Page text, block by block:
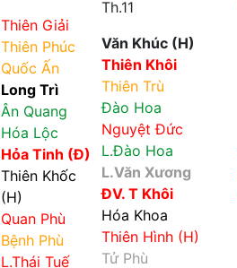
Thiên Giải
Thiên Phúc
Quốc Ấn
Long Trì
Ân Quang
Hóa Lộc
Hỏa Tinh (Đ)
Thiên Khốc
(H)
Quan Phù
Bệnh Phù
L.Thái Tuế
Th.11
Văn Khúc (H)
Thiên Khôi
Thiên Trù
Đào Hoa
Nguyệt Đức
L.Đào Hoa
L.Văn Xương
ĐV. T Khôi
Hóa Khoa
Thiên Hình (H)
Tử Phù